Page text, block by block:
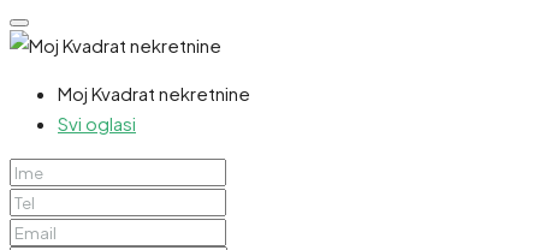
Moj Kvadrat nekretnine
Svi oglasi